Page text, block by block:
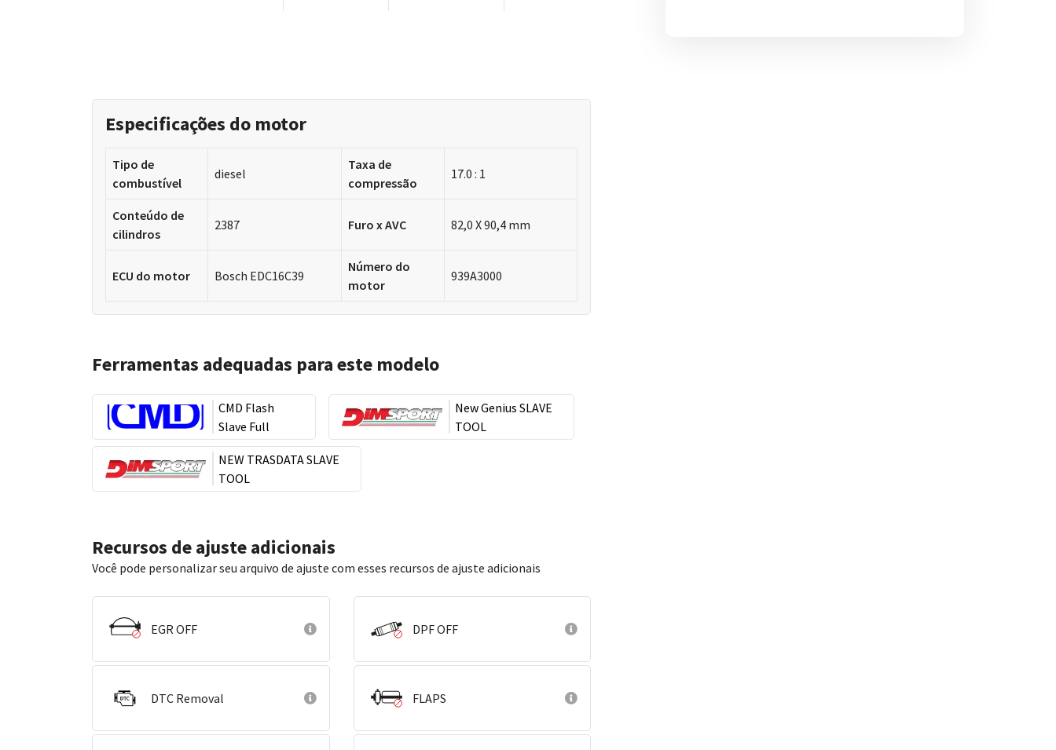
Especificações do motor
Tipo de
combustível
diesel
Taxa de
compressão
17.0 : 1
Conteúdo de
cilindros
2387 Furo x AVC 82,0 X 90,4 mm
ECU do motor Bosch EDC16C39
Número do
motor
939A3000
Ferramentas adequadas para este modelo
CMD Flash
Slave Full
New Genius SLAVE
TOOL
NEW TRASDATA SLAVE
TOOL
Recursos de ajuste adicionais
Você pode personalizar seu arquivo de ajuste com esses recursos de ajuste adicionais
EGR OFF DPF OFF
DTC Removal FLAPS